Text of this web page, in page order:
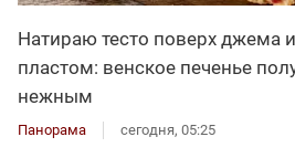
Натираю тесто поверх джема
пластом: венское печенье
нежным
Панорама сегодня, 05:25